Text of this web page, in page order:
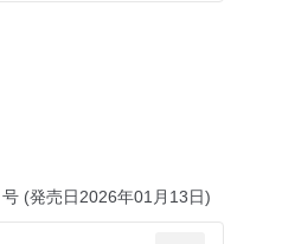
(発売日2026年01月13日)